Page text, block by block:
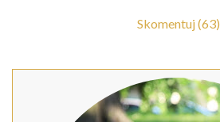
Skomentuj (63)